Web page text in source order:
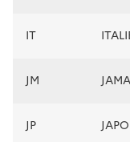
IT
JM
JP